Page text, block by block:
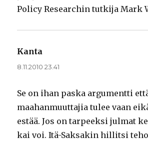
Policy Researchin tutkija Mark
Kanta
8.11.2010 23.41
Se on ihan paska argumentti
maahanmuuttajia tulee vaan
estää. Jos on tarpeeksi julmat
kai voi. Itä-Saksakin hillitsi